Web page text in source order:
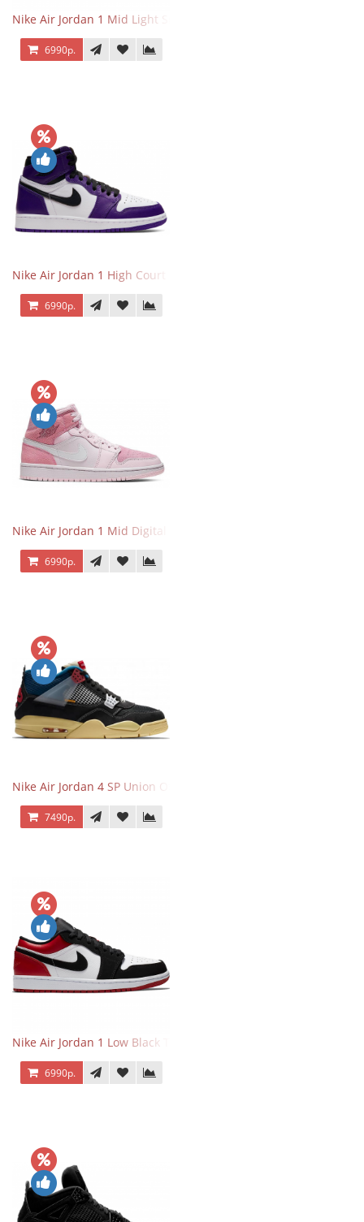
Nike Air Jordan 1 Mid Light Smoke Grey
6990р.
Nike Air Jordan 1 High Court Purple 2.0
6990р.
Nike Air Jordan 1 Mid Digital Pink
6990р.
Nike Air Jordan 4 SP Union Off Noir
7490р.
Nike Air Jordan 1 Low Black Toe
6990р.